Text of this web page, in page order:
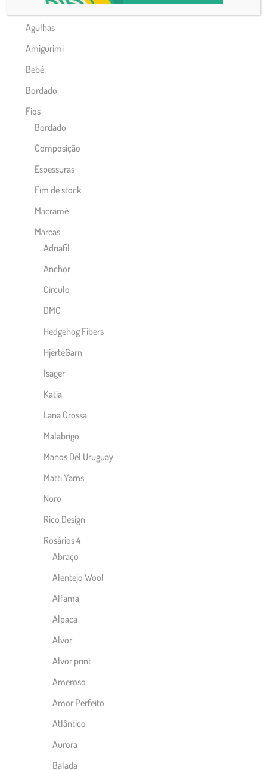
Acessórios
Agulhas
Amigurimi
Bebé
Bordado
Fios
Bordado
Composição
Espessuras
Fim de stock
Macramé
Marcas
Adriafil
Anchor
Círculo
DMC
Hedgehog Fibers
HjerteGarn
Isager
Katia
Lana Grossa
Malabrigo
Manos Del Uruguay
Matti Yarns
Noro
Rico Design
Rosários 4
Abraço
Alentejo Wool
Alfama
Alpaca
Alvor
Alvor print
Ameroso
Amor Perfeito
Atlântico
Aurora
Balada